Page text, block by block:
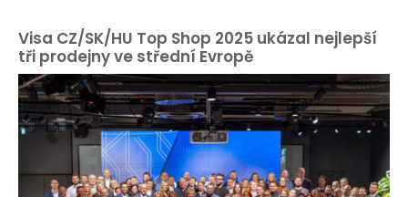
Visa CZ/SK/HU Top Shop 2025 ukázal nejlepší
tři prodejny ve střední Evropě